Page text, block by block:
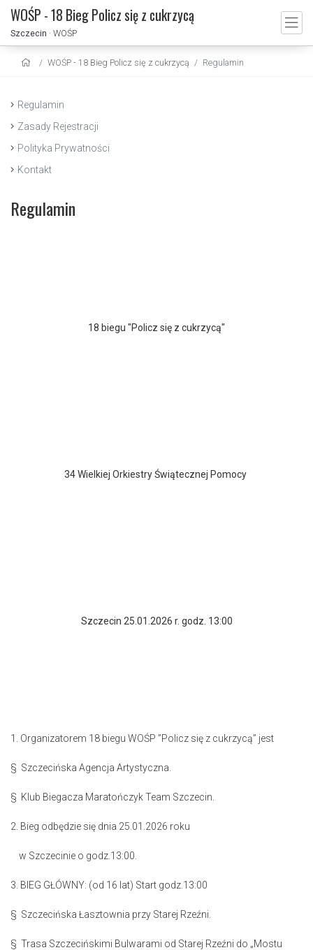
WOŚP - 18 Bieg Policz się z cukrzycą
Szczecin · WOŚP
WOŚP - 18 Bieg Policz się z cukrzycą Regulamin
Regulamin
Zasady Rejestracji
Polityka Prywatności
Kontakt
Regulamin
18 biegu "Policz się z cukrzycą"
34 Wielkiej Orkiestry Świątecznej Pomocy
Szczecin 25.01.2026 r. godz. 13:00
1. Organizatorem 18 biegu WOŚP ”Policz się z cukrzycą” jest
§ Szczecińska Agencja Artystyczna.
§ Klub Biegacza Maratończyk Team Szczecin.
2. Bieg odbędzie się dnia 25.01.2026 roku
w Szczecinie o godz.13:00.
3. BIEG GŁÓWNY: (od 16 lat) Start godz.13:00
§ Szczecińska Łasztownia przy Starej Rzeźni.
§ Trasa Szczecińskimi Bulwarami od Starej Rzeźni do „Mostu